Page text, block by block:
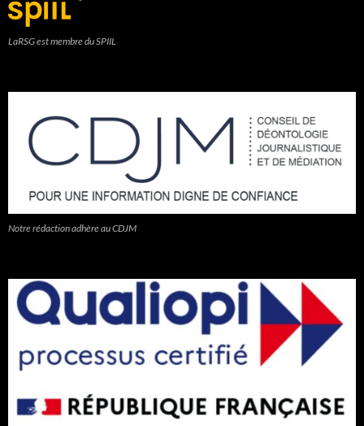
LaRSG est membre du SPIIL
Notre rédaction adhère au CDJM